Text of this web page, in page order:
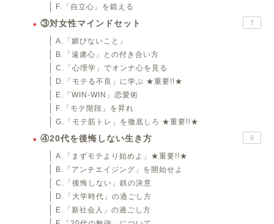
F.「自立心」を鍛える
③対女性マインドセット 7
A.「媚びないこと」
B.「遠慮心」との付き合い方
C.「心理学」でオンナ心を見る
D.「モテる不良」に学ぶ ★重要!!★
E.「WIN-WIN」恋愛術
F.「モテ階段」を昇れ
G.「モテ筋トレ」を徹底しろ ★重要!!★
④20代を後悔しない生き方 6
A.「まずモテより始めよ」★重要!!★
B.「アンチエイジング」を開始せよ
C.「後悔しない」鉄の決意
D.「大学時代」の過ごし方
E.「新社会人」の過ごし方